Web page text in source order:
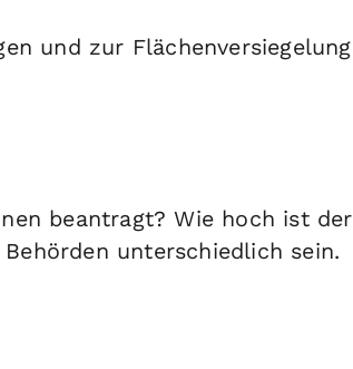
und zur Flächenversiegelung
beantragt? Wie hoch ist der
unterschiedlich sein.